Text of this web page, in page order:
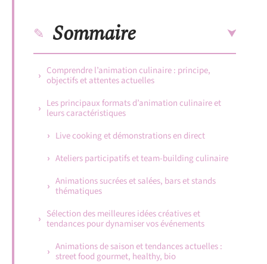
Sommaire
Comprendre l’animation culinaire : principe,
objectifs et attentes actuelles
Les principaux formats d’animation culinaire et
leurs caractéristiques
Live cooking et démonstrations en direct
Ateliers participatifs et team-building culinaire
Animations sucrées et salées, bars et stands
thématiques
Sélection des meilleures idées créatives et
tendances pour dynamiser vos événements
Animations de saison et tendances actuelles :
street food gourmet, healthy, bio